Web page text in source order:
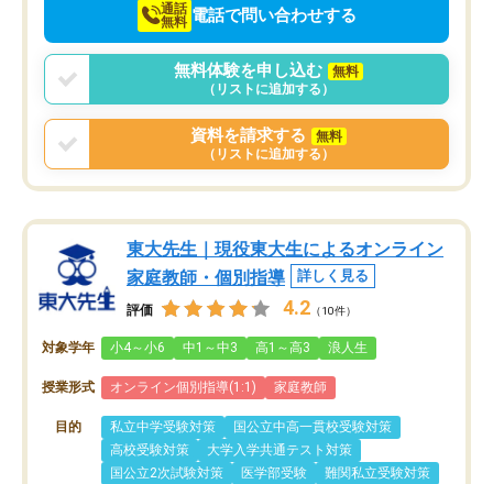
通話
無料 電話で問い合わせする
無料体験を申し込む
無料
（リストに追加する）
資料を請求する
無料
（リストに追加する）
東大先生｜現役東大生によるオンライン
家庭教師・個別指導
詳しく見る
評価 4.2 （10件）
対象学年 小4～小6 中1～中3 高1～高3 浪人生
授業形式 オンライン個別指導(1:1) 家庭教師
目的 私立中学受験対策
国公立中高一貫校受験対策
高校受験対策
大学入学共通テスト対策
国公立2次試験対策
医学部受験
難関私立受験対策